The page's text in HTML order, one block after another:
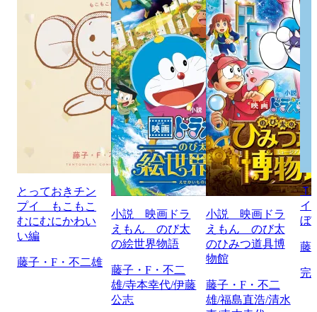
とっておきチン
プイ もこもこ
むにむにかわい
い編
藤子・F・不二雄
小説 映画ドラ
えもん のび太
の絵世界物語
藤子・F・不二
雄/寺本幸代/伊藤
公志
小説 映画ドラ
えもん のび太
のひみつ道具博
物館
藤子・F・不二
雄/福島直浩/清水
Ｔ
イ
ぼ
藤
完